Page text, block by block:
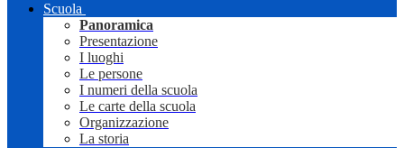
Scuola
Panoramica
Presentazione
I luoghi
Le persone
I numeri della scuola
Le carte della scuola
Organizzazione
La storia